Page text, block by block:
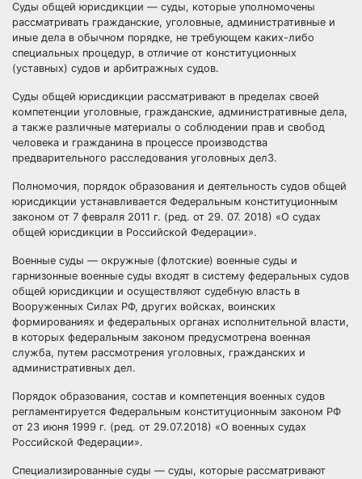
Суды общей юрисдикции — суды, которые уполномочены
рассматривать гражданские, уголовные, административные и
иные дела в обычном порядке, не требующем каких-либо
специальных процедур, в отличие от конституционных
(уставных) судов и арбитражных судов.
Суды общей юрисдикции рассматривают в пределах своей
компетенции уголовные, гражданские, административные дела,
а также различные материалы о соблюдении прав и свобод
человека и гражданина в процессе производства
предварительного расследования уголовных дел3.
Полномочия, порядок образования и деятельность судов общей
юрисдикции устанавливается Федеральным конституционным
законом от 7 февраля 2011 г. (ред. от 29. 07. 2018) «О судах
общей юрисдикции в Российской Федерации».
Военные суды — окружные (флотские) военные суды и
гарнизонные военные суды входят в систему федеральных судов
общей юрисдикции и осуществляют судебную власть в
Вооруженных Силах РФ, других войсках, воинских
формированиях и федеральных органах исполнительной власти,
в которых федеральным законом предусмотрена военная
служба, путем рассмотрения уголовных, гражданских и
административных дел.
Порядок образования, состав и компетенция военных судов
регламентируется Федеральным конституционным законом РФ
от 23 июня 1999 г. (ред. от 29.07.2018) «О военных судах
Российской Федерации».
Специализированные суды — суды, которые рассматривают